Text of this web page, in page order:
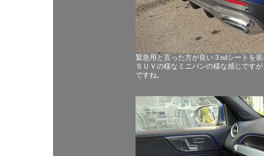
緊急用と言った方が良い３ndシートを
ＳＵＶの様なミニバンの様な感じです
ですね。